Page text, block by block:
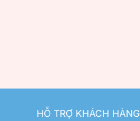
HỖ TRỢ KHÁCH HÀNG